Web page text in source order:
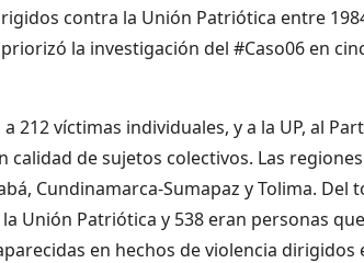
contra la Unión Patriótica entre
la investigación del #Caso06 en
212 víctimas individuales, y a la UP, al
calidad de sujetos colectivos. Las regiones
Cundinamarca-Sumapaz y Tolima. Del
Unión Patriótica y 538 eran personas
en hechos de violencia dirigidos